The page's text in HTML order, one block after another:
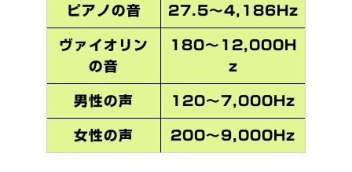
ピアノの音 27.5～4,186Hz
ヴァイオリン
の音
180～12,000H
z
男性の声 120～7,000Hz
女性の声 200～9,000Hz